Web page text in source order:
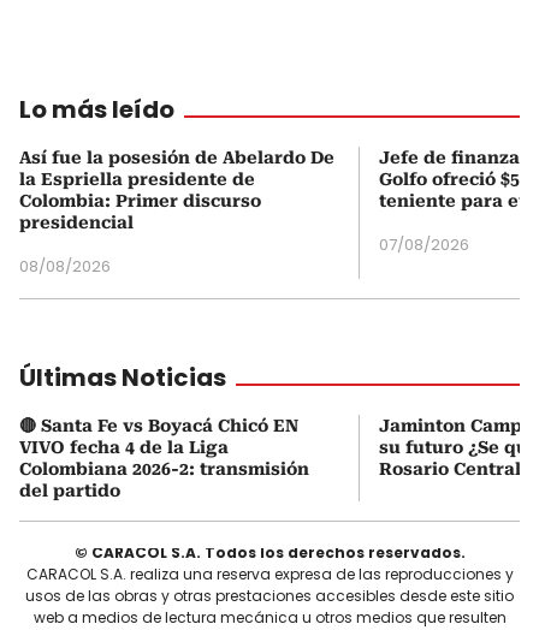
Lo más leído
Así fue la posesión de Abelardo De
la Espriella presidente de
Colombia: Primer discurso
presidencial
08/08/2026
Jefe de finanzas
Golfo ofreció
teniente para
07/08/2026
Últimas Noticias
🔴 Santa Fe vs Boyacá Chicó EN
VIVO fecha 4 de la Liga
Colombiana 2026-2: transmisión
del partido
Jaminton
su futuro ¿Se
Rosario Central?
© CARACOL S.A. Todos los derechos reservados.
CARACOL S.A. realiza una reserva expresa de las reproducciones y
usos de las obras y otras prestaciones accesibles desde este sitio
web a medios de lectura mecánica u otros medios que resulten